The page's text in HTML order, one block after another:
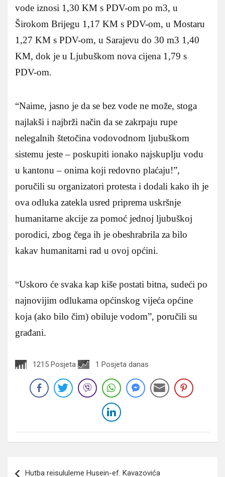
vode iznosi 1,30 KM s PDV-om po m3, u
Širokom Brijegu 1,17 KM s PDV-om, u Mostaru
1,27 KM s PDV-om, u Sarajevu do 30 m3 1,40
KM, dok je u Ljubuškom nova cijena 1,79 s
PDV-om.
“Naime, jasno je da se bez vode ne može, stoga
najlakši i najbrži način da se zakrpaju rupe
nelegalnih štetočina vodovodnom ljubuškom
sistemu jeste – poskupiti ionako najskuplju vodu
u kantonu – onima koji redovno plaćaju!”,
poručili su organizatori protesta i dodali kako ih je
ova odluka zatekla usred priprema uskršnje
humanitarne akcije za pomoć jednoj ljubuškoj
porodici, zbog čega ih je obeshrabrila za bilo
kakav humanitarni rad u ovoj općini.
“Uskoro će svaka kap kiše postati bitna, sudeći po
najnovijim odlukama općinskog vijeća općine
koja (ako bilo čim) obiluje vodom”, poručili su
građani.
1215 Posjeta 1 Posjeta danas
Hutba reisululeme Husein-ef. Kavazovića